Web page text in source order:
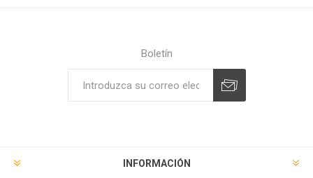
Boletín
INFORMACIÓN